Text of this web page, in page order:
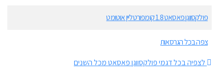
פולקסווגן פאסאט 1.8 קומפורטליין אוטומט
צפה בכל הגרסאות
לצפיה בכל דגמי פולקסווגן פאסאט מכל השנים